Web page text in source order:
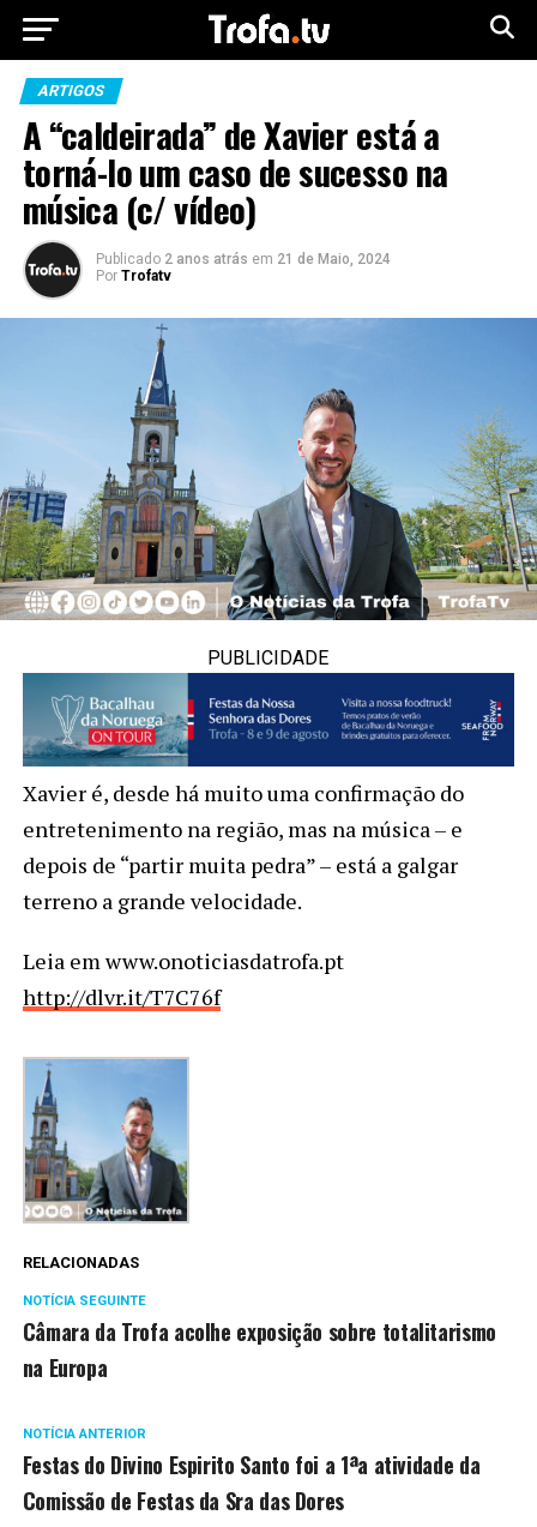
ARTIGOS
A “caldeirada” de Xavier está a
torná-lo um caso de sucesso na
música (c/ vídeo)
Publicado 2 anos atrás em 21 de Maio, 2024
Por Trofatv
PUBLICIDADE
Xavier é, desde há muito uma confirmação do
entretenimento na região, mas na música – e
depois de “partir muita pedra” – está a galgar
terreno a grande velocidade.
Leia em www.onoticiasdatrofa.pt
http://dlvr.it/T7C76f
RELACIONADAS
NOTÍCIA SEGUINTE
Câmara da Trofa acolhe exposição sobre totalitarismo
na Europa
NOTÍCIA ANTERIOR
Festas do Divino Espirito Santo foi a 1ªa atividade da
Comissão de Festas da Sra das Dores